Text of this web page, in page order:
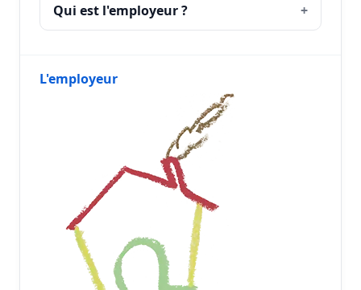
Qui est l'employeur ?
L'employeur